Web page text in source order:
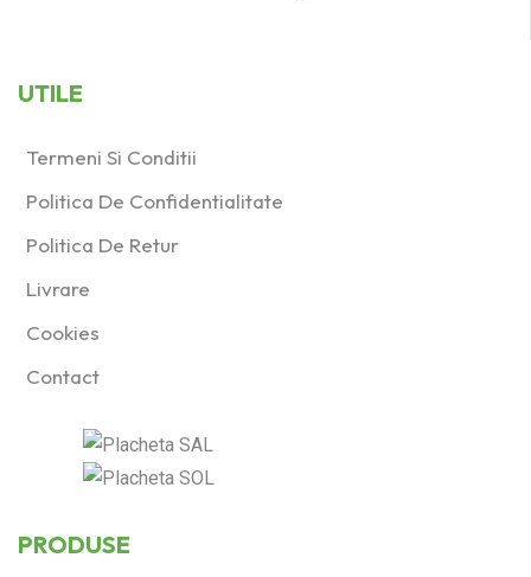
UTILE
Termeni Si Conditii
Politica De Confidentialitate
Politica De Retur
Livrare
Cookies
Contact
PRODUSE